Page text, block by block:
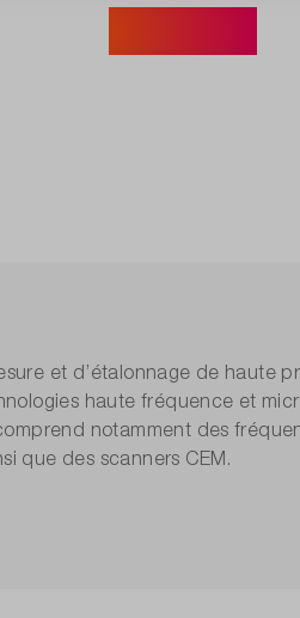
et d’étalonnage de haute
haute fréquence et
notamment des
que des scanners CEM.